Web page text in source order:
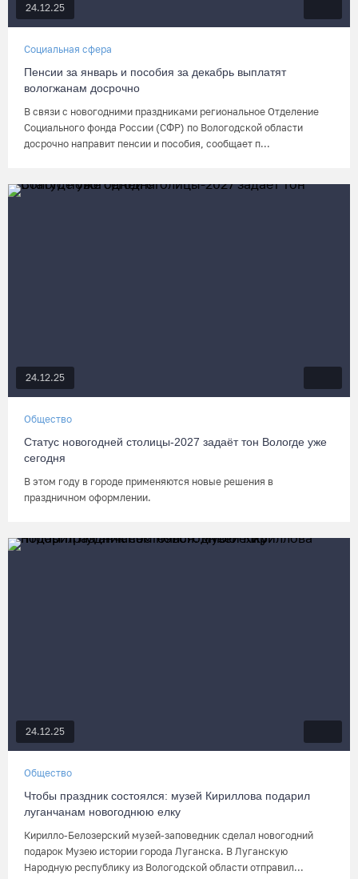
24.12.25
Социальная сфера
Пенсии за январь и пособия за декабрь выплатят
вологжанам досрочно
В связи с новогодними праздниками региональное Отделение
Социального фонда России (СФР) по Вологодской области
досрочно направит пенсии и пособия, сообщает п...
24.12.25
Общество
Статус новогодней столицы-2027 задаёт тон Вологде уже
сегодня
В этом году в городе применяются новые решения в
праздничном оформлении.
24.12.25
Общество
Чтобы праздник состоялся: музей Кириллова подарил
луганчанам новогоднюю елку
Кирилло-Белозерский музей-заповедник сделал новогодний
подарок Музею истории города Луганска. В Луганскую
Народную республику из Вологодской области отправил...